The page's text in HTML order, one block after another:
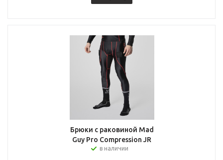
Брюки с раковиной Mad
Guy Pro Compression JR
в наличии